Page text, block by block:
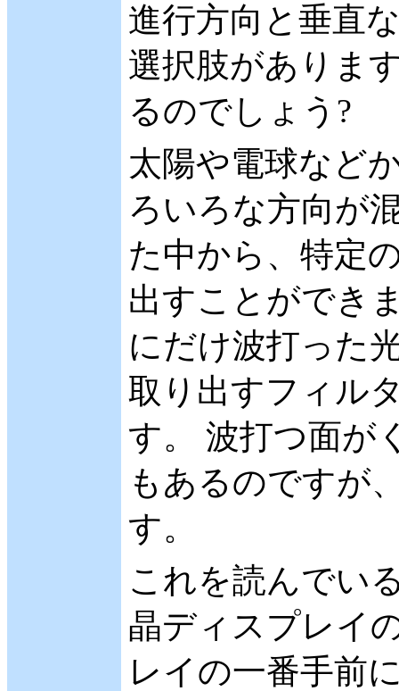
進行方向と垂直
選択肢がありま
るのでしょう?
太陽や電球など
ろいろな方向が
た中から、特定
出すことができ
にだけ波打った
取り出すフィル
す。 波打つ面が
もあるのですが
す。
これを読んでい
晶ディスプレイ
レイの一番手前